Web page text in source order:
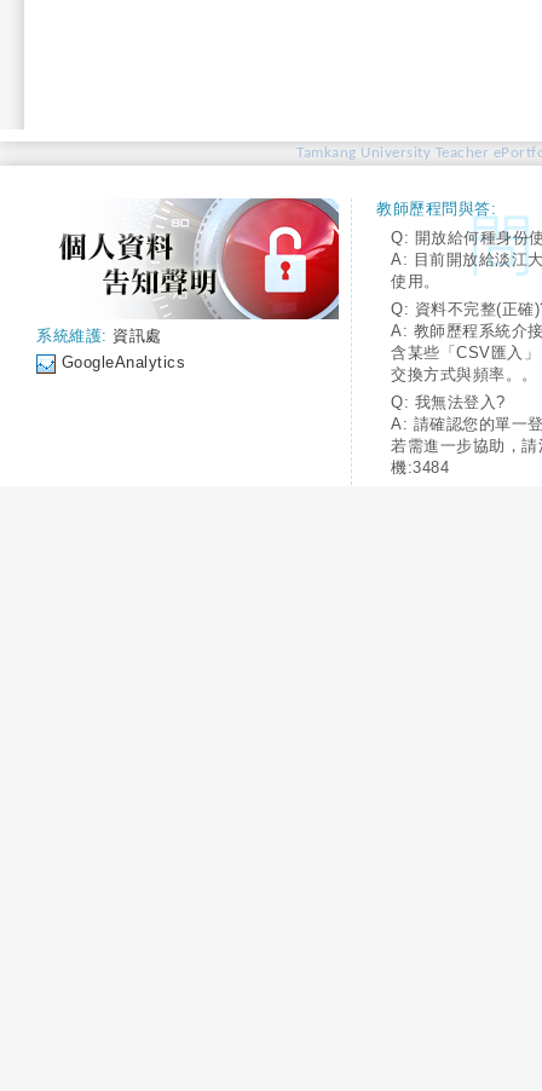
Tamkang University Teacher
系統維護: 資訊處
GoogleAnalytics
教師歷程問與答:
Q: 開放給何種身份
A: 目前開放給淡江
使用。
Q: 資料不完整(正確
A: 教師歷程系統介
含某些「CSV匯入
交換方式與頻率。。
Q: 我無法登入?
A: 請確認您的單一
若需進一步協助，
機:3484